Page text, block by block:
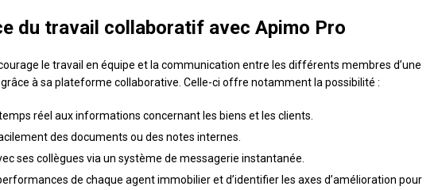
du travail collaboratif avec Apimo Pro
le travail en équipe et la communication entre les différents membres d’une
à sa plateforme collaborative. Celle-ci offre notamment la possibilité :
temps réel aux informations concernant les biens et les clients.
des documents ou des notes internes.
ses collègues via un système de messagerie instantanée.
de chaque agent immobilier et d’identifier les axes d’amélioration pour